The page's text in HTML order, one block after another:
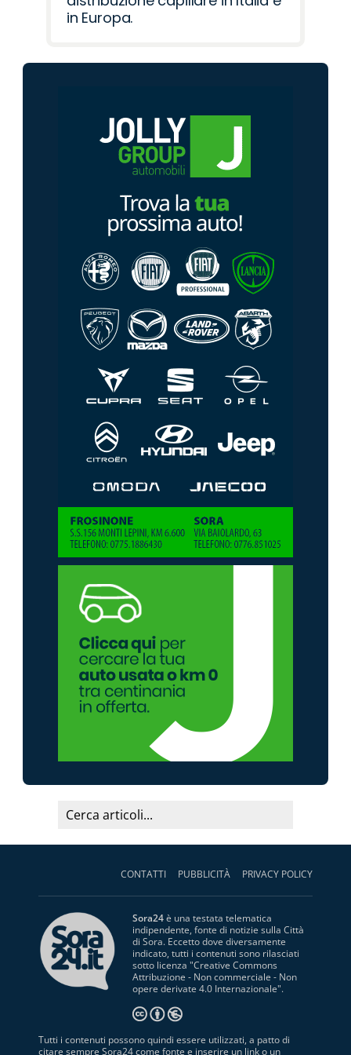
in Europa.
CONTATTI PUBBLICITÀ PRIVACY POLICY
Sora24è una testata telematica
indipendente, fonte di notizie sulla Città
di Sora. Eccetto dove diversamente
indicato, tutti i contenuti sono rilasciati
sotto licenza "Creative Commons
Attribuzione - Non commerciale - Non
opere derivate 4.0 Internazionale".
Tutti i contenuti possono quindi essere utilizzati, a patto di
citare sempre Sora24 come fonte e inserire un link o un